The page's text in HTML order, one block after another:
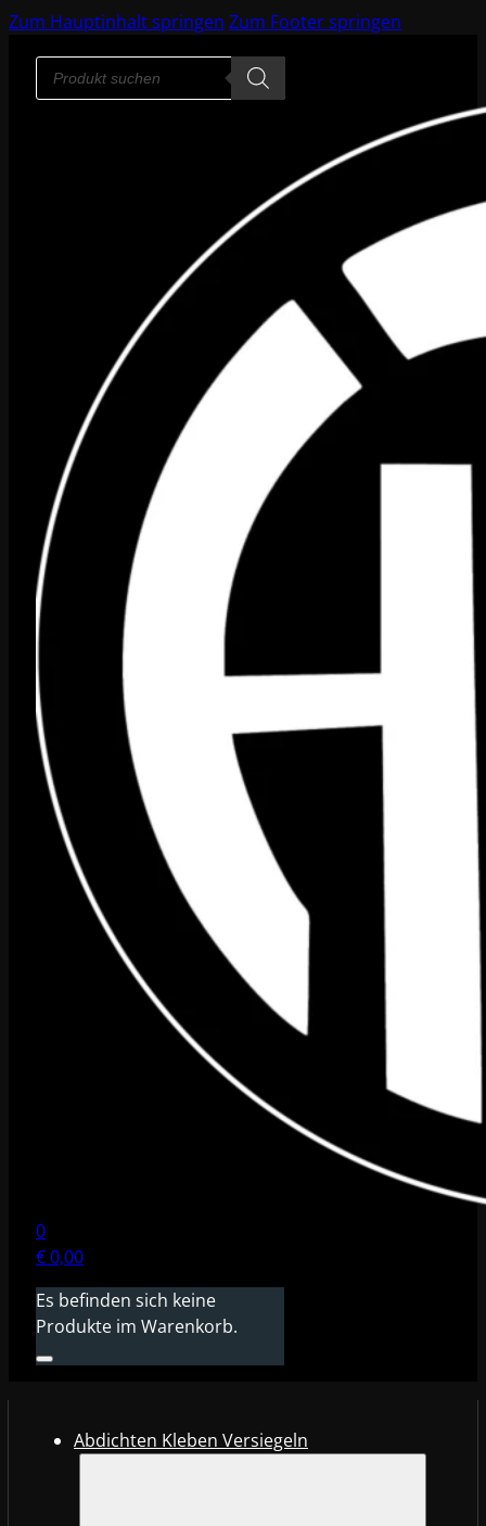
Zum Hauptinhalt springen Zum Footer springen
Products
search
0
€0,00
Es befinden sich keine
Produkte im Warenkorb.
Abdichten Kleben Versiegeln